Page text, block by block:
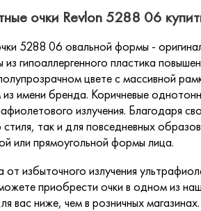
очки Revlon 5288 06
5288 06 овальной формы -
гипоаллергенного пластика
цвете с массивной
имени бренда. Коричневые
излучения. Благодаря
так и для повседневных
или прямоугольной формы лица.
избыточного излучения
приобрести очки в одном из
вас ниже, чем в розничных магазинах.